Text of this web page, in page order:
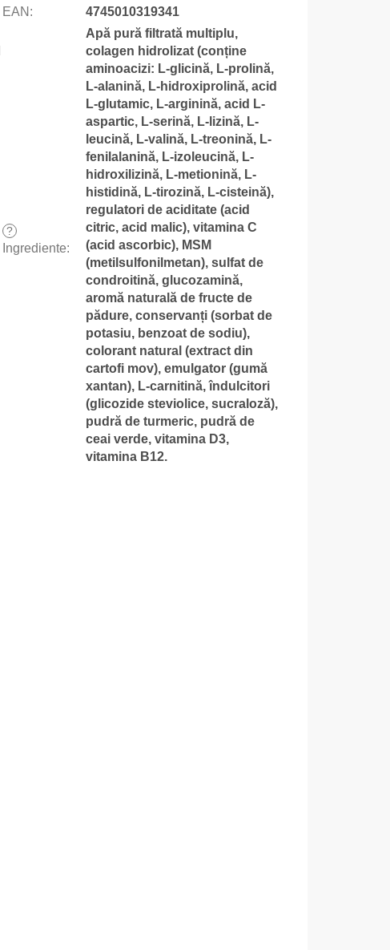
EAN : 4745010319341
?
Ingrediente:
Apă pură filtrată multiplu,
colagen hidrolizat (conține
aminoacizi: L-glicină, L-prolină,
L-alanină, L-hidroxiprolină, acid
L-glutamic, L-arginină, acid L-
aspartic, L-serină, L-lizină, L-
leucină, L-valină, L-treonină, L-
fenilalanină, L-izoleucină, L-
hidroxilizină, L-metionină, L-
histidină, L-tirozină, L-cisteină),
regulatori de aciditate (acid
citric, acid malic), vitamina C
(acid ascorbic), MSM
(metilsulfonilmetan), sulfat de
condroitină, glucozamină,
aromă naturală de fructe de
pădure, conservanți (sorbat de
potasiu, benzoat de sodiu),
colorant natural (extract din
cartofi mov), emulgator (gumă
xantan), L-carnitină, îndulcitori
(glicozide steviolice, sucraloză),
pudră de turmeric, pudră de
ceai verde, vitamina D3,
vitamina B12.